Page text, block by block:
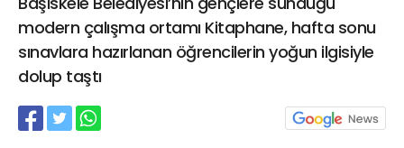
modern çalışma ortamı Kitaphane, hafta sonu
sınavlara hazırlanan öğrencilerin yoğun ilgisiyle
dolup taştı
21 Gölcük
02624132333